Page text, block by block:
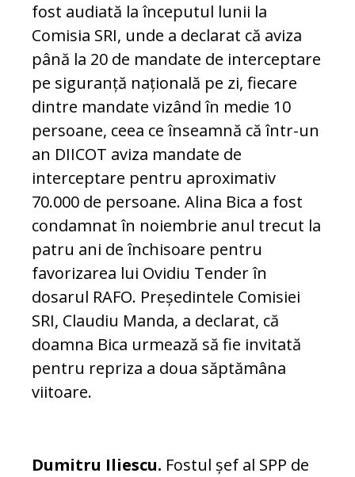
fost audiată la începutul lunii la
Comisia SRI, unde a declarat că aviza
până la 20 de mandate de interceptare
pe siguranță națională pe zi, fiecare
dintre mandate vizând în medie 10
persoane, ceea ce înseamnă că într-un
an DIICOT aviza mandate de
interceptare pentru aproximativ
70.000 de persoane. Alina Bica a fost
condamnat în noiembrie anul trecut la
patru ani de închisoare pentru
favorizarea lui Ovidiu Tender în
dosarul RAFO. Președintele Comisiei
SRI, Claudiu Manda, a declarat, că
doamna Bica urmează să fie invitată
pentru repriza a doua săptămâna
viitoare.
Dumitru Iliescu. Fostul șef al SPP de